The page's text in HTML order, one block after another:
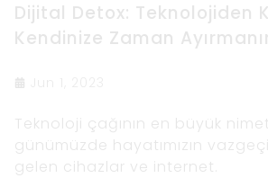
Dijital Detox: Teknolojiden
Kendinize Zaman
Teknoloji çağının en büyük
günümüzde hayatımızın
gelen cihazlar ve internet.